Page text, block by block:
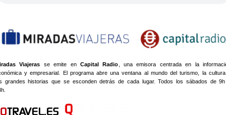
Viajeras se emite enCapital Radio , una emisora centrada en la
y empresarial. El programa abre una ventana al mundo del turismo, la
grandes historias que se esconden detrás de cada lugar. Todos los sábados de